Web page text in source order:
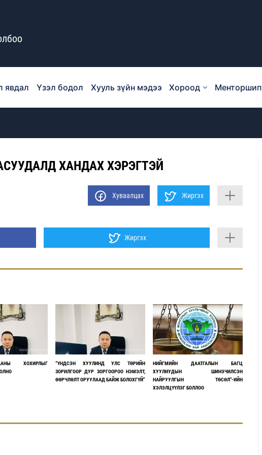
явдал Үзэл бодол Хууль зүйн мэдээ Хороод Менторшип
ХАНДАХ ХЭРЭГТЭЙ
Хуваалцах Жиргэх
Жиргэх
ХОХИРЛЫГ
“ҮНДСЭН ХУУЛИНД УЛС ТӨРИЙН
ЗОРИЛГООР ДУР ЗОРГООРОО НЭМЭЛТ,
ӨӨРЧЛӨЛТ ОРУУЛААД БАЙЖ БОЛОХГҮЙ"
НИЙГМИЙН ДААТГАЛЫН БАГЦ
ХУУЛИУДЫН ШИНЭЧИЛСЭН
НАЙРУУЛГЫН ТӨСӨЛ"-ИЙН
ХЭЛЭЛЦҮҮЛЭГ БОЛЛОО